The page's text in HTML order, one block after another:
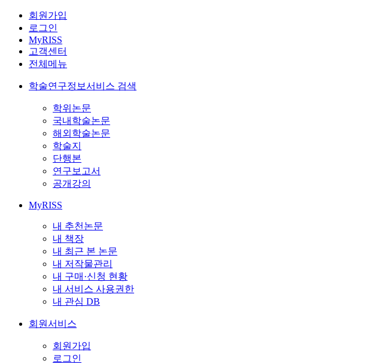
회원가입
로그인
MyRISS
고객센터
전체메뉴
학술연구정보서비스 검색
학위논문
국내학술논문
해외학술논문
학술지
단행본
연구보고서
공개강의
MyRISS
내 추천논문
내 책장
내 최근 본 논문
내 저작물관리
내 구매·신청 현황
내 서비스 사용권한
내 관심 DB
회원서비스
회원가입
로그인